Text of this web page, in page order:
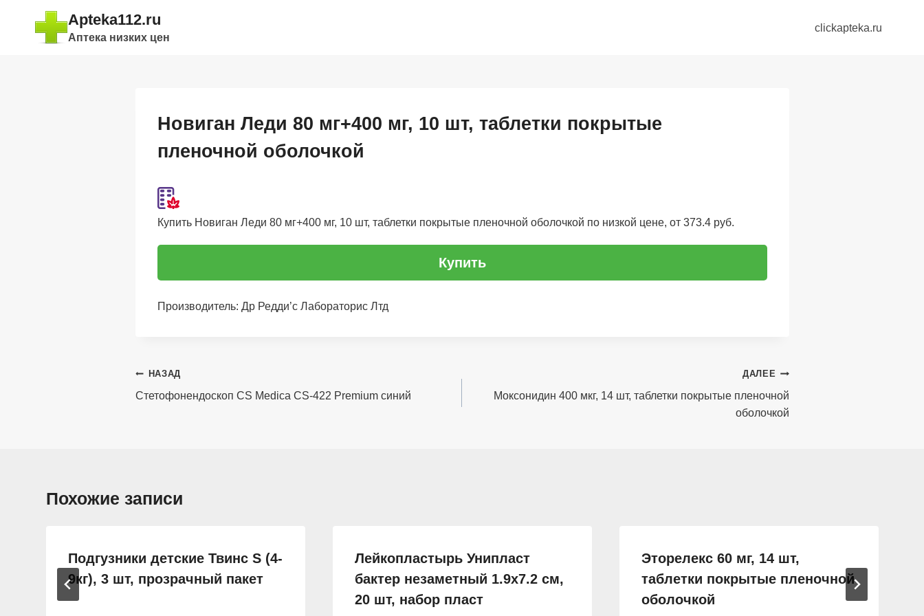
содержимому
Apteka112.ru
Аптека низких цен
clickapteka.ru
Новиган Леди 80 мг+400 мг, 10 шт, таблетки покрытые
пленочной оболочкой
Купить Новиган Леди 80 мг+400 мг, 10 шт, таблетки покрытые пленочной оболочкой по низкой цене, от 373.4 руб.
Купить
Производитель: Др Редди’с Лабораторис Лтд
Навигация
по
НАЗАД
Стетофонендоскоп CS Medica CS-422 Premium синий
ДАЛЕЕ
Моксонидин 400 мкг, 14 шт, таблетки покрытые пленочной
оболочкой
Похожие записи
Подгузники детские Твинс S (4-
9кг), 3 шт, прозрачный пакет
Лейкопластырь Унипласт
бактер незаметный 1.9х7.2 см,
20 шт, набор пласт
Эторелекс 60 мг, 14 шт,
таблетки покрытые пленочной
оболочкой